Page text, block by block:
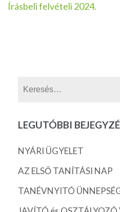
Bejegyzés
Írásbeli felvételi 2024.
LEGUTÓBBI
NYÁRI ÜGYELET
AZ ELSŐ TANÍTÁSI NAP
TANÉVNYITÓ